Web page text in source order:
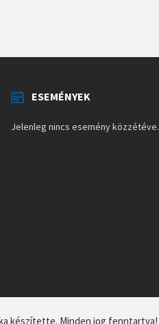
ESEMÉNYEK
Jelenleg nincs esemény közzétéve.
készítette. Minden jog fenntartva!